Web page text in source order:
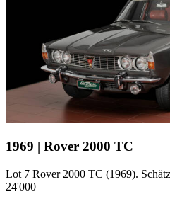
1969 | Rover 2000 TC
Lot 7 Rover 2000 TC (1969).
24'000